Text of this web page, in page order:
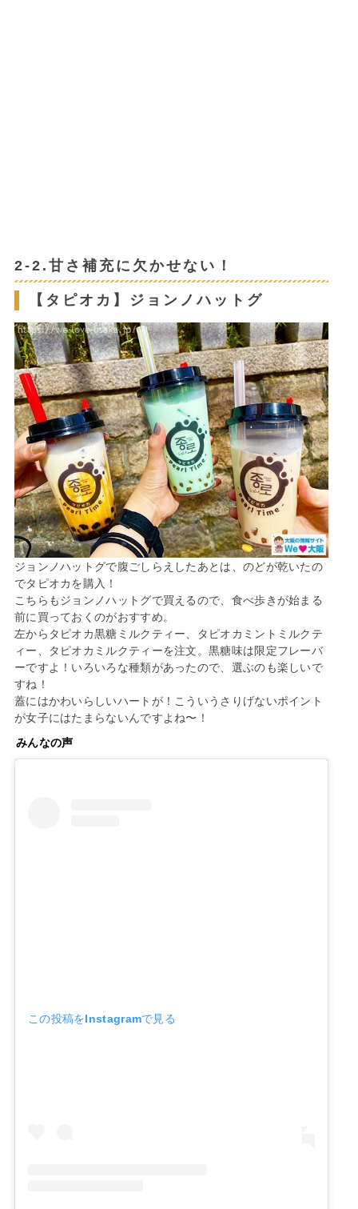
2-2.甘さ補充に欠かせない！
【タピオカ】ジョンノハットグ
ジョンノハットグで腹ごしらえしたあとは、のどが乾いたの
でタピオカを購入！
こちらもジョンノハットグで買えるので、食べ歩きが始まる
前に買っておくのがおすすめ。
左からタピオカ黒糖ミルクティー、タピオカミントミルクテ
ィー、タピオカミルクティーを注文。黒糖味は限定フレーバ
ーですよ！いろいろな種類があったので、選ぶのも楽しいで
すね！
蓋にはかわいらしいハートが！こういうさりげないポイント
が女子にはたまらないんですよね〜！
みんなの声
この投稿をInstagramで見る